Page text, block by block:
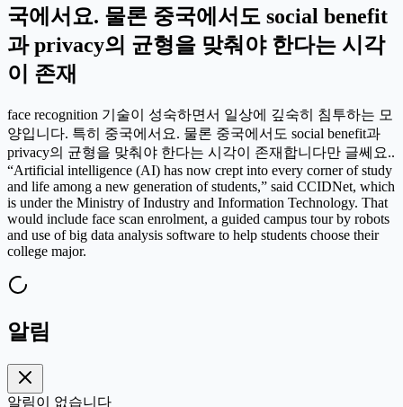
국에서요. 물론 중국에서도 social benefit
과 privacy의 균형을 맞춰야 한다는 시각
이 존재
face recognition 기술이 성숙하면서 일상에 깊숙히 침투하는 모
양입니다. 특히 중국에서요. 물론 중국에서도 social benefit과
privacy의 균형을 맞춰야 한다는 시각이 존재합니다만 글쎄요..
“Artificial intelligence (AI) has now crept into every corner of study
and life among a new generation of students,” said CCIDNet, which
is under the Ministry of Industry and Information Technology. That
would include face scan enrolment, a guided campus tour by robots
and use of big data analysis software to help students choose their
college major.
알림
알림이 없습니다